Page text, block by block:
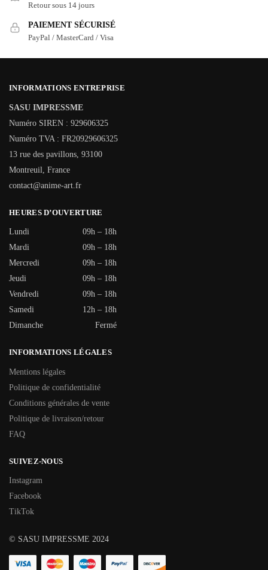
Retour sous 14 jours
PAIEMENT SÉCURISÉ
PayPal / MasterCard / Visa
INFORMATIONS ENTREPRISE
SASU IMPRESSME
Numéro SIREN : 929606325
Numéro TVA : FR20929606325
13 rue des pavillons, 93100
Montreuil, France
contact@anime-art.fr
HEURES D’OUVERTURE
Lundi
09h – 18h
Mardi
09h – 18h
Mercredi
09h – 18h
Jeudi
09h – 18h
Vendredi
09h – 18h
Samedi
12h – 18h
Dimanche
Fermé
INFORMATIONS LÉGALES
Mentions légales
Politique de confidentialité
Conditions générales de vente
Politique de livraison/retour
FAQ
SUIVEZ-NOUS
Instagram
Facebook
TikTok
© SASU IMPRESSME 2024